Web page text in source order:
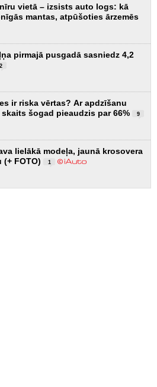
vietā – izsists auto logs: kā
mantas, atpūšoties ārzemēs
pirmajā pusgadā sasniedz 4,2
2
ir riska vērtas? Ar apdzīšanu
šogad pieaudzis par 66%
9
lielākā modeļa, jaunā krosovera
(+ FOTO)
1